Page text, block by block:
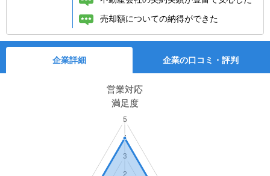
売却額についての納得ができた
企業詳細 企業の口コミ・評判